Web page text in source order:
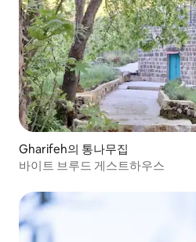
Gharifeh의 통나무집
바이트 브루드 게스트하우스